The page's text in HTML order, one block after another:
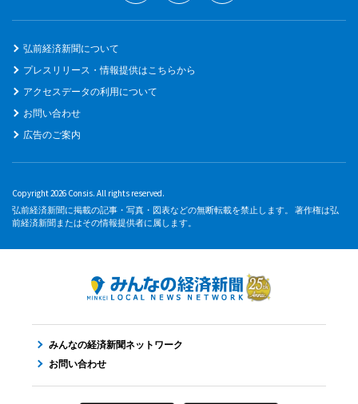
弘前経済新聞について
プレスリリース・情報提供はこちらから
アクセスデータの利用について
お問い合わせ
広告のご案内
Copyright 2026 Consis. All rights reserved.
弘前経済新聞に掲載の記事・写真・図表などの無断転載を禁止します。 著作権は弘
前経済新聞またはその情報提供者に属します。
みんなの経済新聞ネットワーク
お問い合わせ